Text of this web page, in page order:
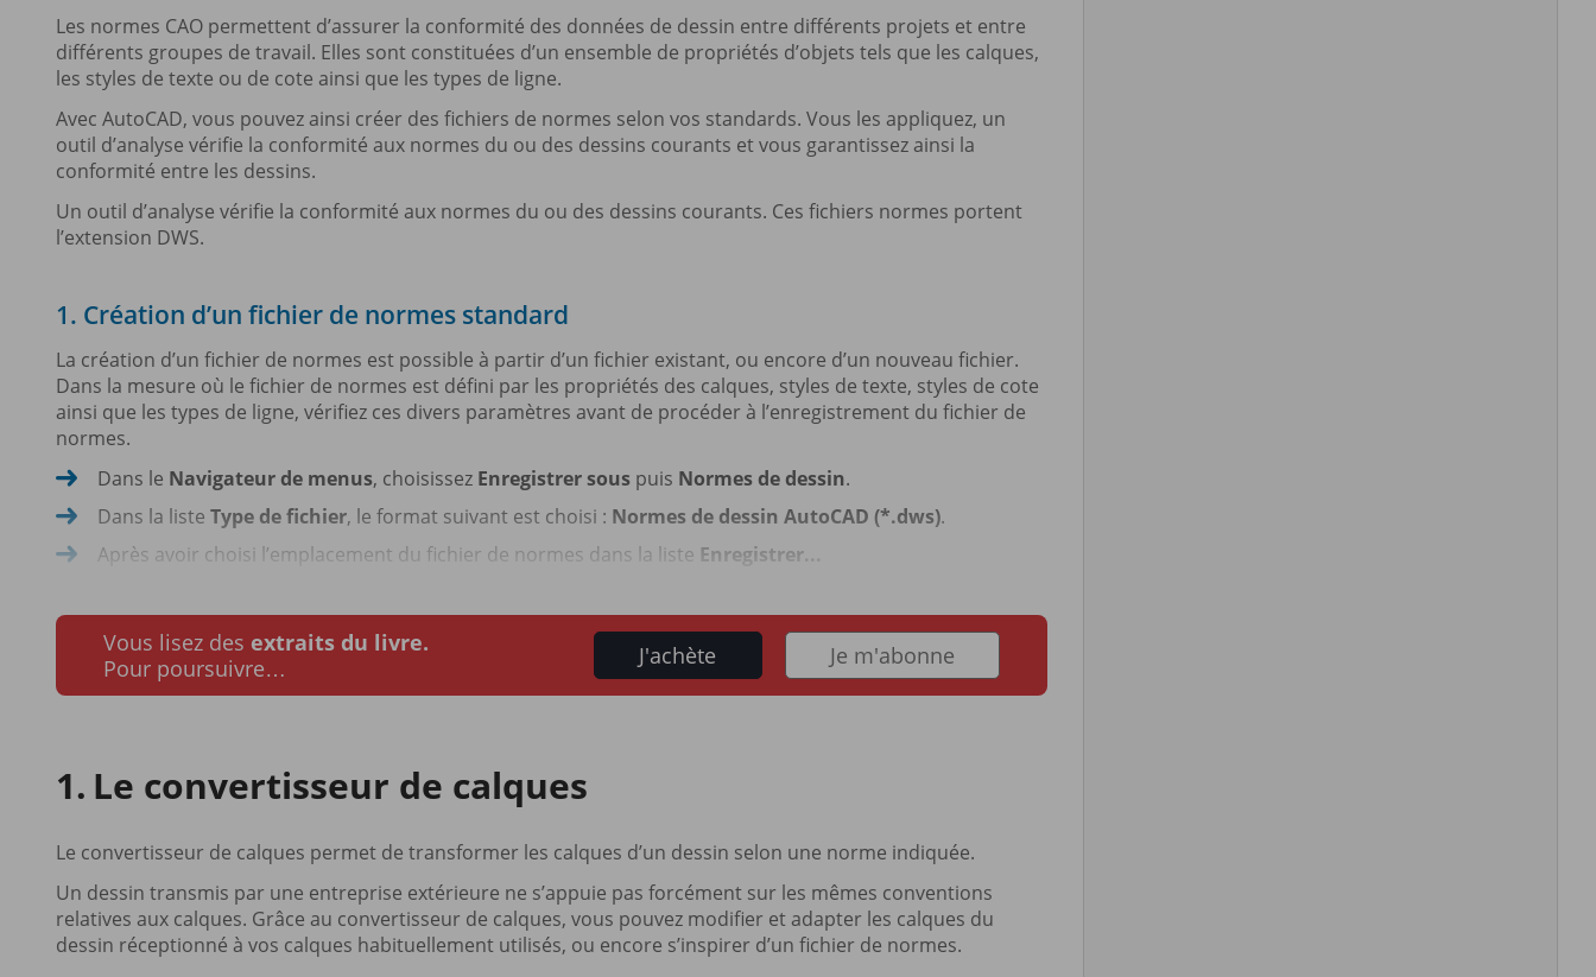
Les normes CAO permettent d’assurer la conformité des données de dessin entre différents projets et entre
différents groupes de travail. Elles sont constituées d’un ensemble de propriétés d’objets tels que les calques,
les styles de texte ou de cote ainsi que les types de ligne.
Avec AutoCAD, vous pouvez ainsi créer des fichiers de normes selon vos standards. Vous les appliquez, un
outil d’analyse vérifie la conformité aux normes du ou des dessins courants et vous garantissez ainsi la
conformité entre les dessins.
Un outil d’analyse vérifie la conformité aux normes du ou des dessins courants. Ces fichiers normes portent
l’extension DWS.
1. Création d’un fichier de normes standard
La création d’un fichier de normes est possible à partir d’un fichier existant, ou encore d’un nouveau fichier.
Dans la mesure où le fichier de normes est défini par les propriétés des calques, styles de texte, styles de cote
ainsi que les types de ligne, vérifiez ces divers paramètres avant de procéder à l’enregistrement du fichier de
normes.
Dans le Navigateur de menus, choisissez Enregistrer sous puis Normes de dessin.
Dans la liste Type de fichier, le format suivant est choisi : Normes de dessin AutoCAD (*.dws).
Après avoir choisi l’emplacement du fichier de normes dans la liste Enregistrer...
Vous lisez des extraits du livre.
Pour poursuivre…
J'achète Je m'abonne
Le convertisseur de calques
Le convertisseur de calques permet de transformer les calques d’un dessin selon une norme indiquée.
Un dessin transmis par une entreprise extérieure ne s’appuie pas forcément sur les mêmes conventions
relatives aux calques. Grâce au convertisseur de calques, vous pouvez modifier et adapter les calques du
dessin réceptionné à vos calques habituellement utilisés, ou encore s’inspirer d’un fichier de normes.